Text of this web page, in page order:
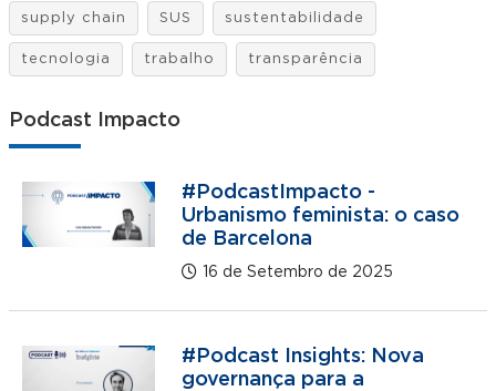
supply chain SUS sustentabilidade
tecnologia trabalho transparência
Podcast Impacto
#PodcastImpacto -
Urbanismo feminista: o caso
de Barcelona
16 de Setembro de 2025
#Podcast Insights: Nova
governança para a